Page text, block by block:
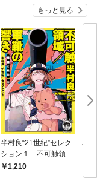
もっと見る
半村良“21世紀”セレク
ション１ 不可触領域
／軍靴の響き 【陰謀
1,210
赤